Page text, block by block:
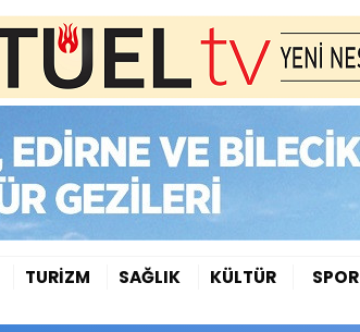
TURİZM SAĞLIK KÜLTÜR SPOR